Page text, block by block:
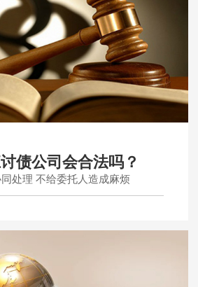
债公司会合法吗？
处理 不给委托人造成麻烦